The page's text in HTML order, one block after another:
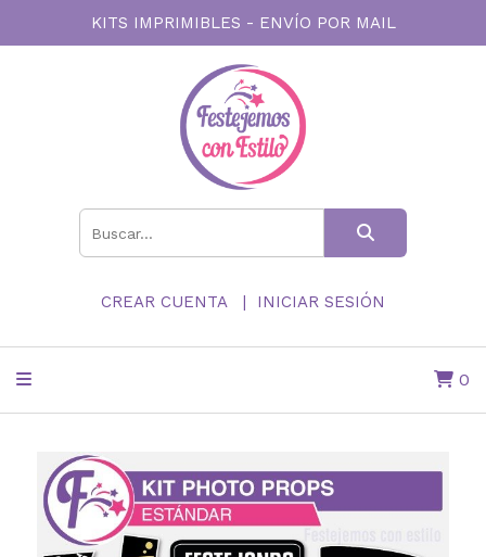
KITS IMPRIMIBLES - ENVÍO POR MAIL
CREAR CUENTA INICIAR SESIÓN
0